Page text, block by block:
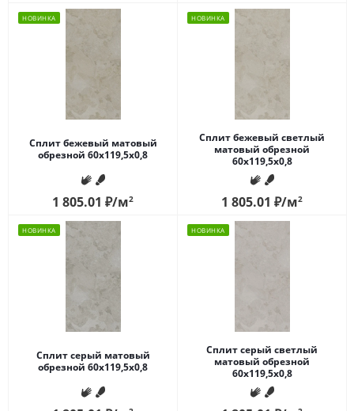
НОВИНКА
Сплит бежевый матовый
обрезной 60x119,5x0,8
1 805.01 ₽/м2
НОВИНКА
Сплит бежевый светлый
матовый обрезной
60x119,5x0,8
1 805.01 ₽/м2
НОВИНКА
Сплит серый матовый
обрезной 60x119,5x0,8
НОВИНКА
Сплит серый светлый
матовый обрезной
60x119,5x0,8